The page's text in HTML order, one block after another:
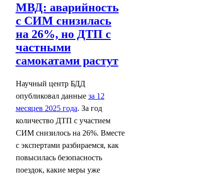
МВД: аварийность
с СИМ снизилась
на 26%, но ДТП с
частными
самокатами растут
Научный центр БДД
опубликовал данные за 12
месяцев 2025 года. За год
количество ДТП с участием
СИМ снизилось на 26%. Вместе
с экспертами разбираемся, как
повысилась безопасность
поездок, какие меры уже